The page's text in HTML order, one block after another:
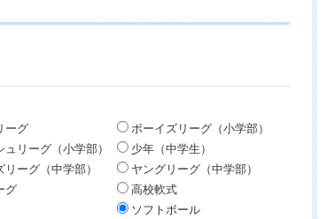
ーグ
ボーイズリーグ（小学部）
ュリーグ（小学部）
少年（中学生）
リーグ（中学部）
ヤングリーグ（中学部）
グ
高校軟式
ソフトボール